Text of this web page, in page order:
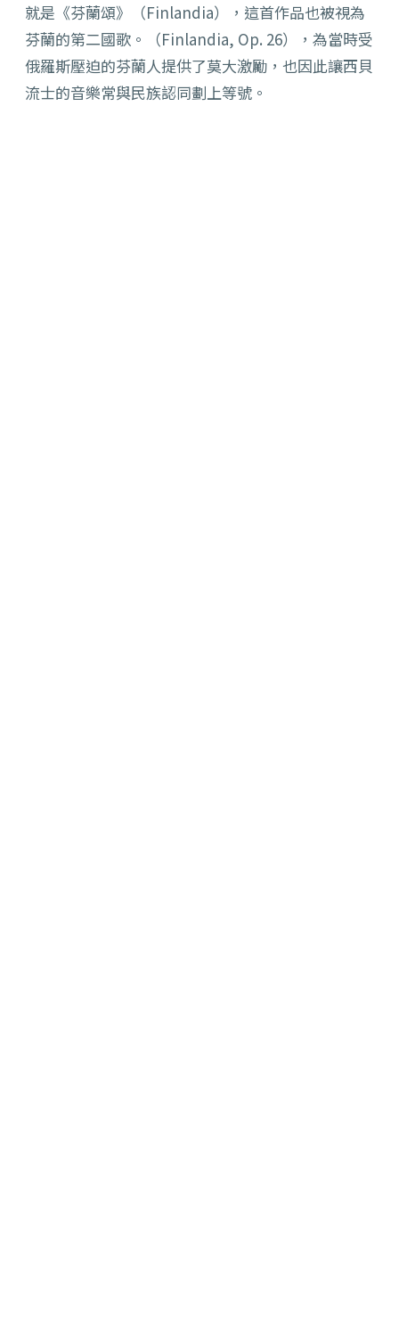
就是 《芬蘭頌》（Finlandia）
，這首作品也被視為
芬蘭的第二國歌。（Finlandia, Op. 26），為當時受
俄羅斯壓迫的芬蘭人提供了莫大激勵，也因此讓西貝
流士的音樂常與民族認同劃上等號。